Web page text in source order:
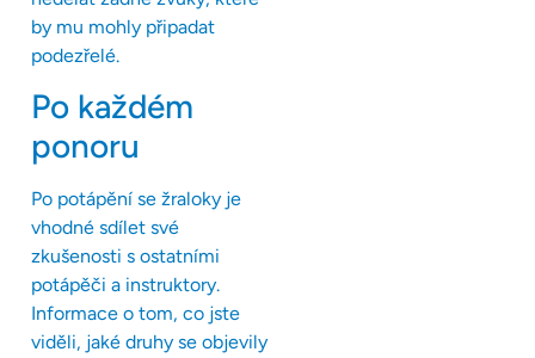
by mu mohly připadat
podezřelé.
Po každém
ponoru
Po potápění se žraloky je
vhodné sdílet své
zkušenosti s ostatními
potápěči a instruktory.
Informace o tom, co jste
viděli, jaké druhy se objevily